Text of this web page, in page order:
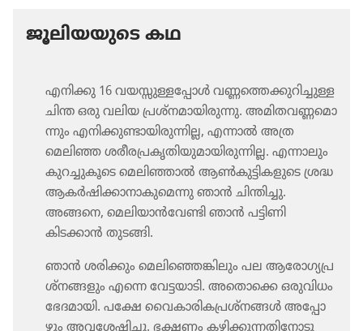
ജൂലി​യ​യു​ടെ കഥ
എനിക്കു 16 വയസ്സു​ള്ള​പ്പോൾ വണ്ണത്തെ​ക്കു​റി​ച്ചു​ള്ള
ചിന്ത ഒരു വലിയ പ്രശ്‌ന​മാ​യി​രു​ന്നു. അമിത​വ​ണ്ണ​മൊ​
ന്നും എനിക്കു​ണ്ടാ​യി​രു​ന്നി​ല്ല, എന്നാൽ അത്ര
മെലിഞ്ഞ ശരീര​പ്ര​കൃ​തി​യു​മാ​യി​രു​ന്നില്ല. എന്നാലും
കുറച്ചു​കൂ​ടെ മെലി​ഞ്ഞാൽ ആൺകു​ട്ടി​ക​ളു​ടെ ശ്രദ്ധ
ആകർഷി​ക്കാ​നാ​കു​മെന്നു ഞാൻ ചിന്തിച്ചു.
അങ്ങനെ, മെലി​യാൻവേ​ണ്ടി ഞാൻ പട്ടിണി
കിടക്കാൻ തുടങ്ങി.
ഞാൻ ശരിക്കും മെലി​ഞ്ഞെ​ങ്കി​ലും പല ആരോ​ഗ്യ​പ്ര​
ശ്‌ന​ങ്ങ​ളും എന്നെ വേട്ടയാ​ടി. അതൊക്കെ ഒരുവി​ധം
ഭേദമാ​യി. പക്ഷേ വൈകാ​രി​ക​പ്ര​ശ്‌നങ്ങൾ അപ്പോ​